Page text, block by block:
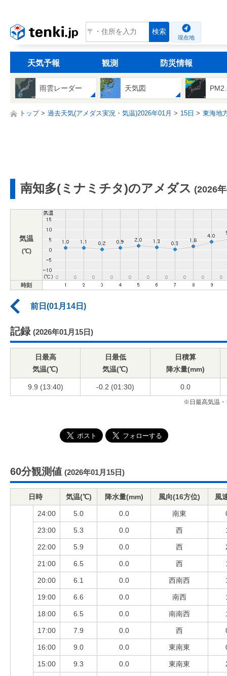
tenki.jp 検索
現在地
天気予報 観測 防災情報
雨雲レーダー 天気図
トップ 過去天気(アメダス実況・気温)2026年01月 15日 東海地
南知多(ミナミチタ)のアメダス (2026
気温
(℃)
時刻
前日(01月14日)
記録 (2026年01月15日)
日最高
気温(℃)
日最低
気温(℃)
日積算
降水量(mm)
9.9 (13:40) -0.2 (01:30) 0.0
※日最高気温・
60分観測値 (2026年01月15日)
日時 気温(℃) 降水量(mm) 風向(16方位) 風
24:00 5.0 0.0 南東
23:00 5.3 0.0 西
22:00 5.9 0.0 西
21:00 6.5 0.0 西
20:00 6.1 0.0 西南西
19:00 6.6 0.0 南西
18:00 6.5 0.0 南南西
17:00 7.9 0.0 西
16:00 9.0 0.0 東南東
15:00 9.3 0.0 東南東